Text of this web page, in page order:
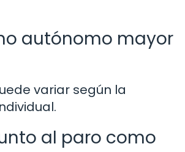
autónomo mayor
variar según la
al paro como